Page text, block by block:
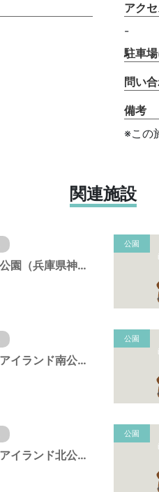
アク
-
駐車
問い
備考
※この
関連施設
岩岡町公園（兵庫県神戸市）
公園
ポートアイランド南公園（兵庫県神戸市）
公園
ポートアイランド北公園（兵庫県神戸市）
公園